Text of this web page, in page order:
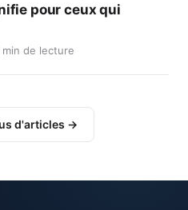
pour ceux qui
min de lecture
d'articles →